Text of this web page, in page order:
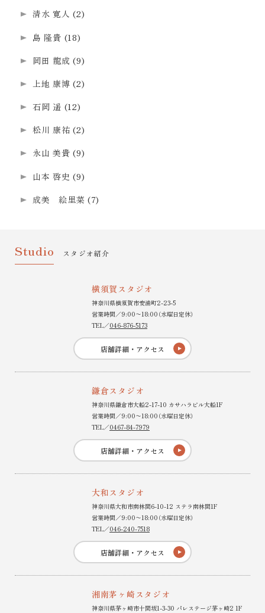
清水 寛人 (2)
島 隆貴 (18)
岡田 龍成 (9)
上地 康博 (2)
石岡 遥 (12)
松川 康祐 (2)
永山 美貴 (9)
山本 啓史 (9)
成美 絵里菜 (7)
Studio スタジオ紹介
横須賀スタジオ
神奈川県横須賀市安浦町2-23-5
営業時間／9:00〜18:00（水曜日定休）
TEL／046-876-5173
店舗詳細・アクセス
鎌倉スタジオ
神奈川県鎌倉市大船2-17-10 カサハラビル大船1F
営業時間／9:00〜18:00（水曜日定休）
TEL／0467-84-7979
店舗詳細・アクセス
大和スタジオ
神奈川県大和市南林間6-10-12 ステラ南林間1F
営業時間／9:00〜18:00（水曜日定休）
TEL／046-240-7518
店舗詳細・アクセス
湘南茅ヶ崎スタジオ
神奈川県茅ヶ崎市十間坂1-3-30 パレステージ茅ヶ崎2 1F